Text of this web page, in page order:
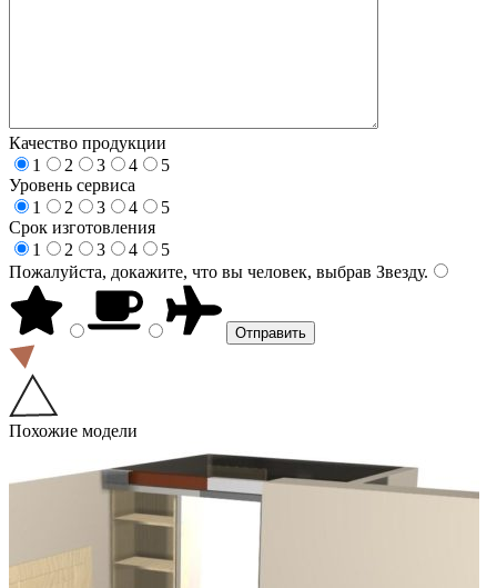
Качество продукции
1
2 3 4
5
Уровень сервиса
1
2 3 4
5
Срок изготовления
1
2 3 4
5
Пожалуйста, докажите, что вы человек, выбрав Звезду.
Похожие модели